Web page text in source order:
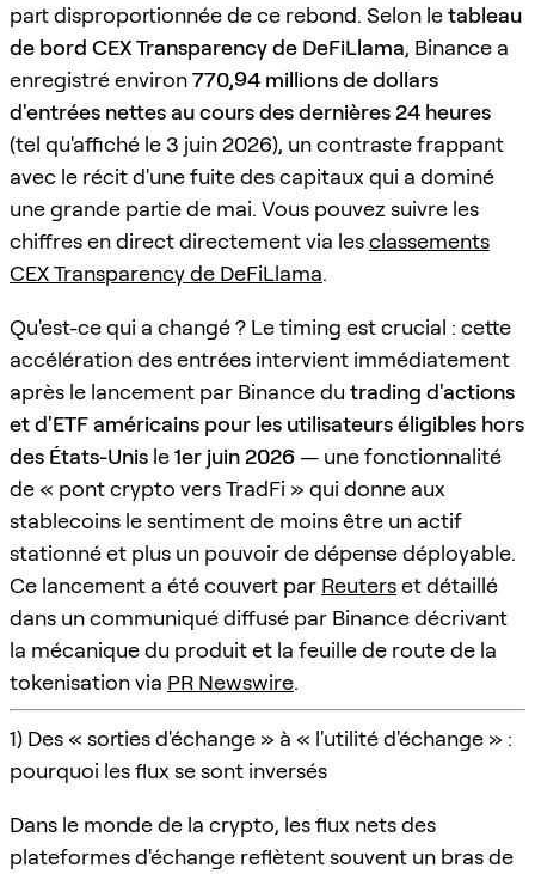
part disproportionnée de ce rebond. Selon letableau
de bord CEX Transparency de DeFiLlama, Binance a
enregistré environ770,94 millions de dollars
d'entrées nettes au cours des dernières 24 heures
(tel qu'affiché le 3 juin 2026), un contraste frappant
avec le récit d'une fuite des capitaux qui a dominé
une grande partie de mai. Vous pouvez suivre les
chiffres en direct directement via lesclassements
CEX Transparency de DeFiLlama.
Qu'est-ce qui a changé ? Le timing est crucial : cette
accélération des entrées intervient immédiatement
après le lancement par Binance du trading d'actions
et d'ETF américains pour les utilisateurs éligibles hors
des États-Unis le1er juin 2026— une fonctionnalité
de « pont crypto vers TradFi » qui donne aux
stablecoins le sentiment de moins être un actif
stationné et plus un pouvoir de dépense déployable.
Ce lancement a été couvert par Reuterset détaillé
dans un communiqué diffusé par Binance décrivant
la mécanique du produit et la feuille de route de la
tokenisation via PR Newswire.
1) Des « sorties d'échange » à « l'utilité d'échange » :
pourquoi les flux se sont inversés
Dans le monde de la crypto, les flux nets des
plateformes d'échange reflètent souvent un bras de